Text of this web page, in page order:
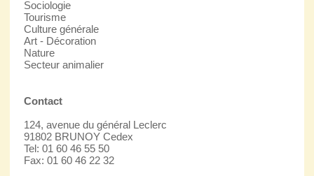
Sociologie
Tourisme
Culture générale
Art - Décoration
Nature
Secteur animalier
Contact
124, avenue du général Leclerc
91802 BRUNOY Cedex
Tel: 01 60 46 55 50
Fax: 01 60 46 22 32